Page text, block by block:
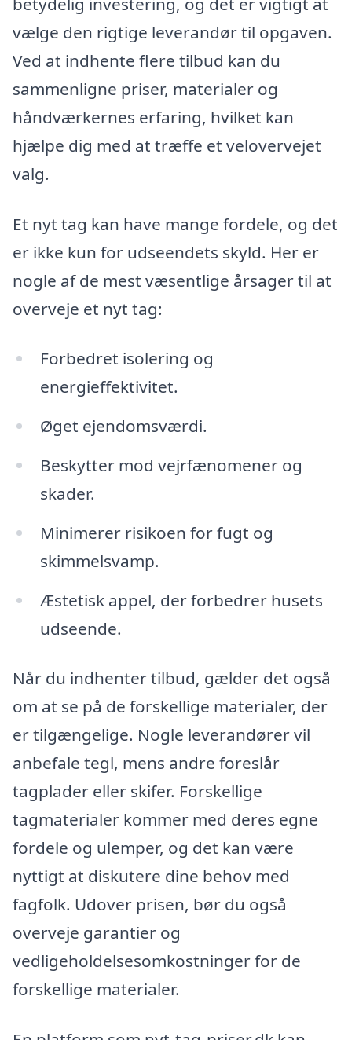
vælge den rigtige leverandør til opgaven.
Ved at indhente flere tilbud kan du
sammenligne priser, materialer og
håndværkernes erfaring, hvilket kan
hjælpe dig med at træffe et velovervejet
valg.
Et nyt tag kan have mange fordele, og det
er ikke kun for udseendets skyld. Her er
nogle af de mest væsentlige årsager til at
overveje et nyt tag:
Forbedret isolering og
energieffektivitet.
Øget ejendomsværdi.
Beskytter mod vejrfænomener og
skader.
Minimerer risikoen for fugt og
skimmelsvamp.
Æstetisk appel, der forbedrer husets
udseende.
Når du indhenter tilbud, gælder det også
om at se på de forskellige materialer, der
er tilgængelige. Nogle leverandører vil
anbefale tegl, mens andre foreslår
tagplader eller skifer. Forskellige
tagmaterialer kommer med deres egne
fordele og ulemper, og det kan være
nyttigt at diskutere dine behov med
fagfolk. Udover prisen, bør du også
overveje garantier og
vedligeholdelsesomkostninger for de
forskellige materialer.